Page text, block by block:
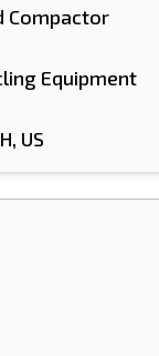
Compactor
Equipment
US